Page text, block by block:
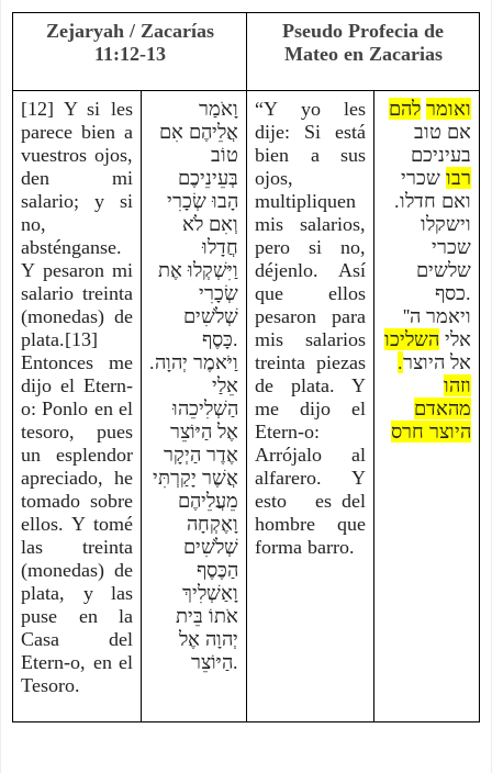
Zejaryah / Zacarías
11:12-13
Pseudo Profecia de
Mateo en Zacarias
[12] Y si les
parece bien a
vuestros ojos,
den mi
salario; y si
no,
absténganse.
Y pesaron mi
salario treinta
(monedas) de
plata.[13]
Entonces me
dijo el Etern-
o: Ponlo en el
tesoro, pues
un esplendor
apreciado, he
tomado sobre
ellos. Y tomé
las treinta
(monedas) de
plata, y las
puse en la
Casa del
Etern-o, en el
Tesoro.
וָאֹמַר
אֲלֵיהֶם אִם
טוֹב
בְּעֵינֵיכֶם
הָבוּ שְׂכָרִי
וְאִם לֹא
חֲדָלוּ
וַיִּשְׁקְלוּ אֶת
שְׂכָרִי
שְׁלֹשִׁים
כָּסֶף.
.וַיֹּאמֶר יְהוָה
אֵלַי
הַשְׁלִיכֵהוּ
אֶל הַיּוֹצֵר
אֶדֶר הַיְקָר
אֲשֶׁר יָקַרְתִּי
מֵעֲלֵיהֶם
וָאֶקְחָה
שְׁלֹשִׁים
הַכֶּסֶף
וָאַשְׁלִיךְ
אֹתוֹ בֵּית
יְהוָה אֶל
הַיּוֹצֵר.
“Y yo les
dije: Si está
bien a sus
ojos,
multipliquen
mis salarios,
pero si no,
déjenlo. Así
que ellos
pesaron para
mis salarios
treinta piezas
de plata. Y
me dijo el
Etern-o:
Arrójalo al
alfarero. Y
esto es del
hombre que
forma barro.
ואומר להם
אם טוב
בעיניכם
רבושכרי
ואם חדלו.
וישקלו
שכרי
שלשים
כסף.
ויאמר ה''
אלי השליכו
אל היוצר.
וזהו
מהאדם
היוצר חרס